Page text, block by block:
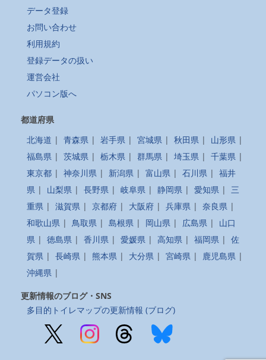
データ登録
お問い合わせ
利用規約
登録データの扱い
運営会社
パソコン版へ
都道府県
北海道 | 青森県 | 岩手県 | 宮城県 | 秋田県 | 山形県 |
福島県 | 茨城県 | 栃木県 | 群馬県 | 埼玉県 | 千葉県 |
東京都 | 神奈川県 | 新潟県 | 富山県 | 石川県 | 福井
県 | 山梨県 | 長野県 | 岐阜県 | 静岡県 | 愛知県 | 三
重県 | 滋賀県 | 京都府 | 大阪府 | 兵庫県 | 奈良県 |
和歌山県 | 鳥取県 | 島根県 | 岡山県 | 広島県 | 山口
県 | 徳島県 | 香川県 | 愛媛県 | 高知県 | 福岡県 | 佐
賀県 | 長崎県 | 熊本県 | 大分県 | 宮崎県 | 鹿児島県 |
沖縄県 |
更新情報のブログ・SNS
多目的トイレマップの更新情報 (ブログ)